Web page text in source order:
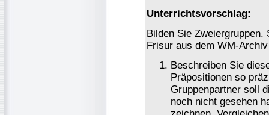
Unterrichtsvorschlag:
Bilden Sie
Frisur aus dem WM-
Beschreiben Sie
Präpositionen so
Gruppenpartner soll
noch nicht gesehen